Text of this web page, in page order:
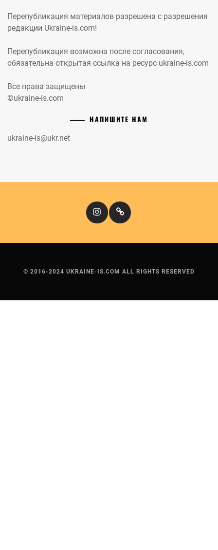
Перепубликация материалов разрешена с разрешения
редакции Ukraine-is.com!
Перепубликация возможна после согласования,
обязательна открытая ссылка на ресурс ukraine-is.com
Все права защищены
©ukraine-is.com
НАПИШИТЕ НАМ
ukraine-is@ukr.net
InstagramКіномандри
© 2016-2024 UKRAINE-IS.COM ALL RIGHTS RESERVED